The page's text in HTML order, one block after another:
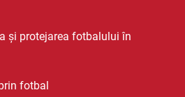
și protejarea fotbalului în
fotbal